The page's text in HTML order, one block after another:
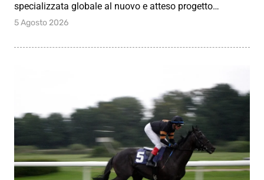
specializzata globale al nuovo e atteso progetto…
5 Agosto 2026